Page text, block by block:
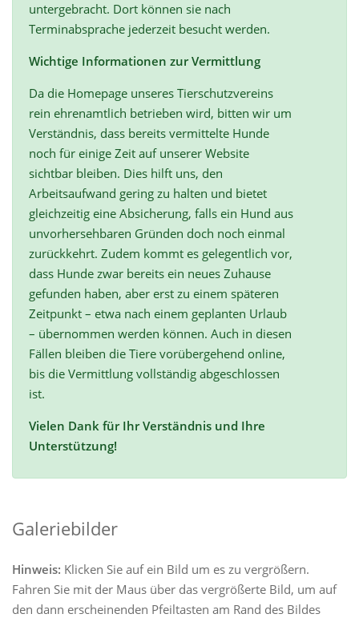
untergebracht. Dort können sie nach
Terminabsprache jederzeit besucht werden.
Wichtige Informationen zur Vermittlung
Da die Homepage unseres Tierschutzvereins
rein ehrenamtlich betrieben wird, bitten wir um
Verständnis, dass bereits vermittelte Hunde
noch für einige Zeit auf unserer Website
sichtbar bleiben. Dies hilft uns, den
Arbeitsaufwand gering zu halten und bietet
gleichzeitig eine Absicherung, falls ein Hund aus
unvorhersehbaren Gründen doch noch einmal
zurückkehrt. Zudem kommt es gelegentlich vor,
dass Hunde zwar bereits ein neues Zuhause
gefunden haben, aber erst zu einem späteren
Zeitpunkt – etwa nach einem geplanten Urlaub
– übernommen werden können. Auch in diesen
Fällen bleiben die Tiere vorübergehend online,
bis die Vermittlung vollständig abgeschlossen
ist.
Vielen Dank für Ihr Verständnis und Ihre
Unterstützung!
Galeriebilder
Hinweis: Klicken Sie auf ein Bild um es zu vergrößern.
Fahren Sie mit der Maus über das vergrößerte Bild, um auf
den dann erscheinenden Pfeiltasten am Rand des Bildes